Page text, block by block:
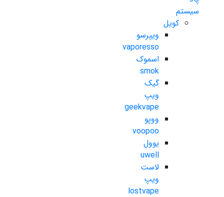
سیستم
کویل
ویپرسو
vaporesso
اسموک
smok
گیک
ویپ
geekvape
ووپو
voopoo
یوول
uwell
لاست
ویپ
lostvape